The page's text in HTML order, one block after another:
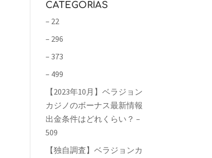
CATEGORÍAS
– 22
– 296
– 373
– 499
【2023年10月】ベラジョン
カジノのボーナス最新情報
出金条件はどれくらい？ –
509
【独自調査】ベラジョンカ